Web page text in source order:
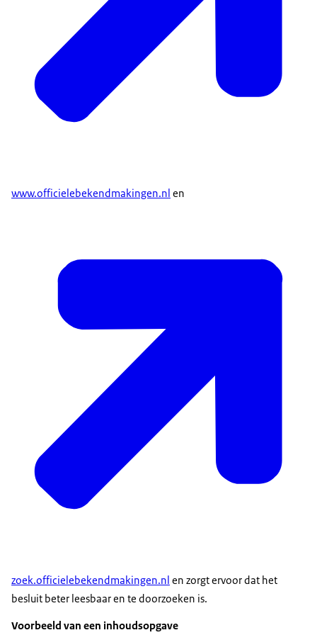
www.officielebekendmakingen.nl en
zoek.officielebekendmakingen.nl en zorgt ervoor dat het
besluit beter leesbaar en te doorzoeken is.
Voorbeeld van een inhoudsopgave